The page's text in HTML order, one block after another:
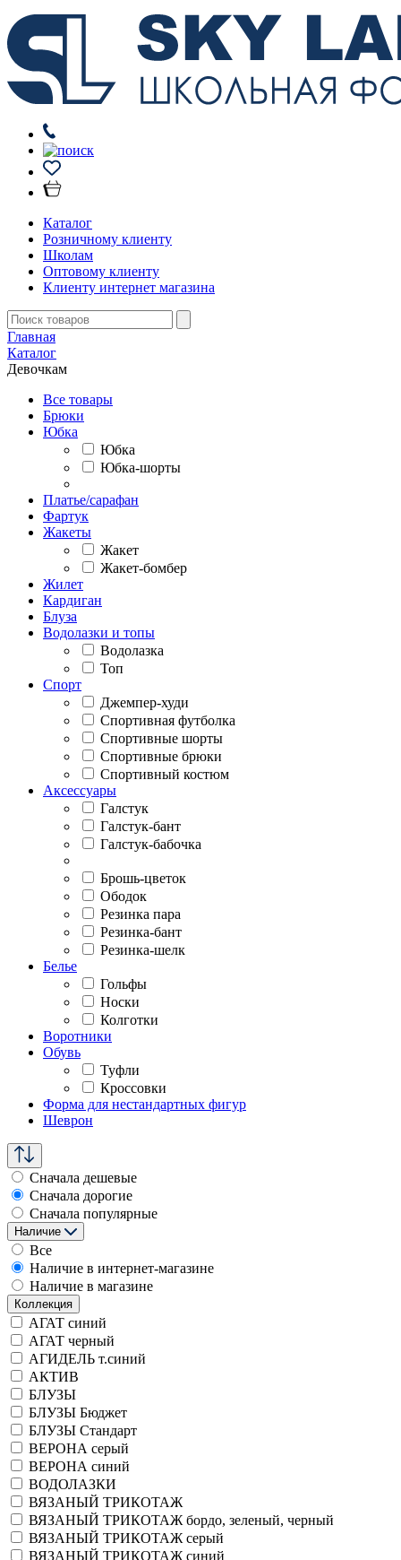
Каталог
Розничному клиенту
Школам
Оптовому клиенту
Клиенту интернет магазина
Главная
Каталог
Девочкам
Все товары
Брюки
Юбка
Юбка
Юбка-шорты
Платье/сарафан
Фартук
Жакеты
Жакет
Жакет-бомбер
Жилет
Кардиган
Блуза
Водолазки и топы
Водолазка
Топ
Спорт
Джемпер-худи
Спортивная футболка
Спортивные шорты
Спортивные брюки
Спортивный костюм
Аксессуары
Галстук
Галстук-бант
Галстук-бабочка
Брошь-цветок
Ободок
Резинка пара
Резинка-бант
Резинка-шелк
Белье
Гольфы
Носки
Колготки
Воротники
Обувь
Туфли
Кроссовки
Форма для нестандартных фигур
Шеврон
Сначала дешевые
Сначала дорогие
Сначала популярные
Наличие
Все
Наличие в интернет-магазине
Наличие в магазине
Коллекция
АГАТ синий
АГАТ черный
АГИДЕЛЬ т.синий
АКТИВ
БЛУЗЫ
БЛУЗЫ Бюджет
БЛУЗЫ Стандарт
ВЕРОНА серый
ВЕРОНА синий
ВОДОЛАЗКИ
ВЯЗАНЫЙ ТРИКОТАЖ
ВЯЗАНЫЙ ТРИКОТАЖ бордо, зеленый, черный
ВЯЗАНЫЙ ТРИКОТАЖ серый
ВЯЗАНЫЙ ТРИКОТАЖ синий